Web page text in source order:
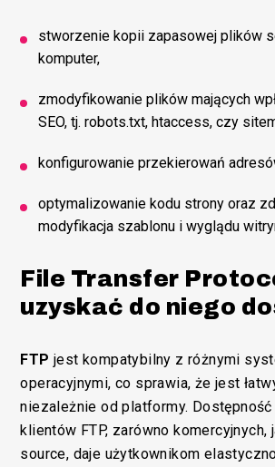
stworzenie kopii zapasowej plików
komputer,
zmodyfikowanie plików mających
SEO, tj. robots.txt, htaccess, czy
konfigurowanie przekierowań
optymalizowanie kodu strony oraz
modyfikacja szablonu i wyglądu
File Transfer
uzyskać do niego
FTP jest kompatybilny z różnymi
operacyjnymi, co sprawia, że jest
niezależnie od platformy.
klientów FTP, zarówno komercyjnych,
source, daje użytkownikom